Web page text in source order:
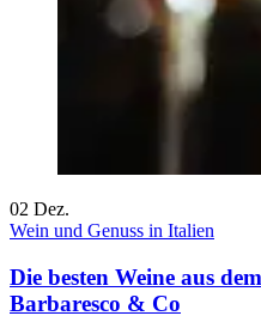
02 Dez.
Wein und Genuss in Italien
Die besten Weine aus
Barbaresco & Co